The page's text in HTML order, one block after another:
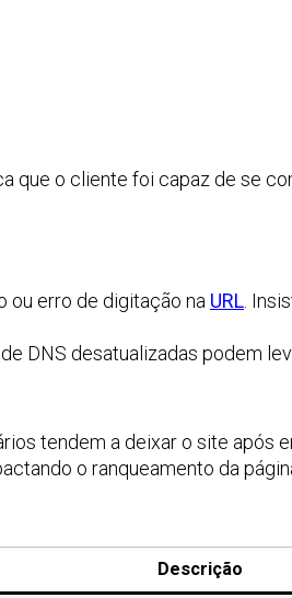
que o cliente foi capaz de se
ou erro de digitação na URL.
DNS desatualizadas podem
tendem a deixar o site após
o ranqueamento da
Descrição